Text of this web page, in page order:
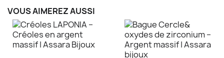
VOUS AIMEREZ AUSSI